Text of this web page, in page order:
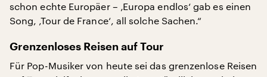
schon echte Europäer – ‚Europa endlos‘ gab es einen
Song, ‚Tour de France‘, all solche Sachen.“
Grenzenloses Reisen auf Tour
Für Pop-Musiker von heute sei das grenzenlose Reisen